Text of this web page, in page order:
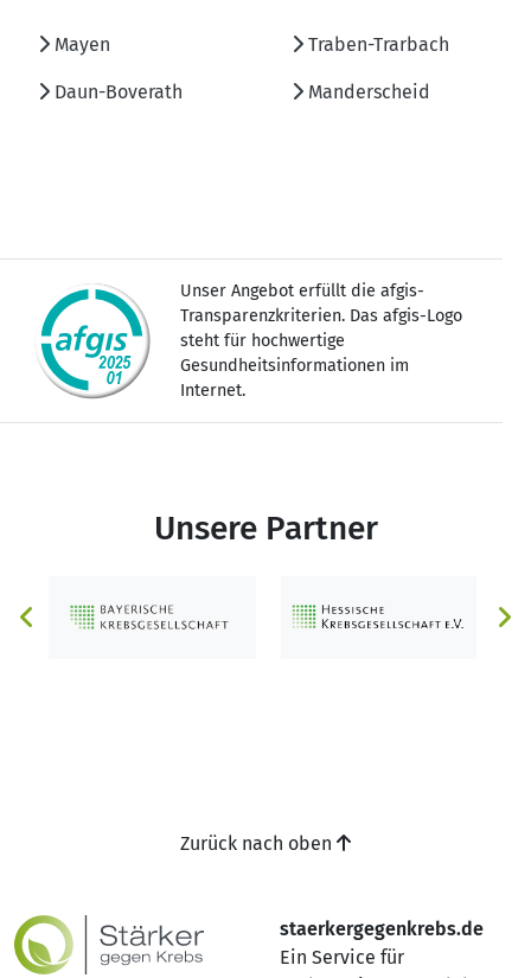
Mayen Traben-Trarbach
Daun-Boverath Manderscheid
Unser Angebot erfüllt die afgis-
Transparenzkriterien. Das afgis-Logo
steht für hochwertige
Gesundheitsinformationen im
Internet.
Unsere Partner
staerkergegenkrebs.de
Ein Service für
Zurück nach oben